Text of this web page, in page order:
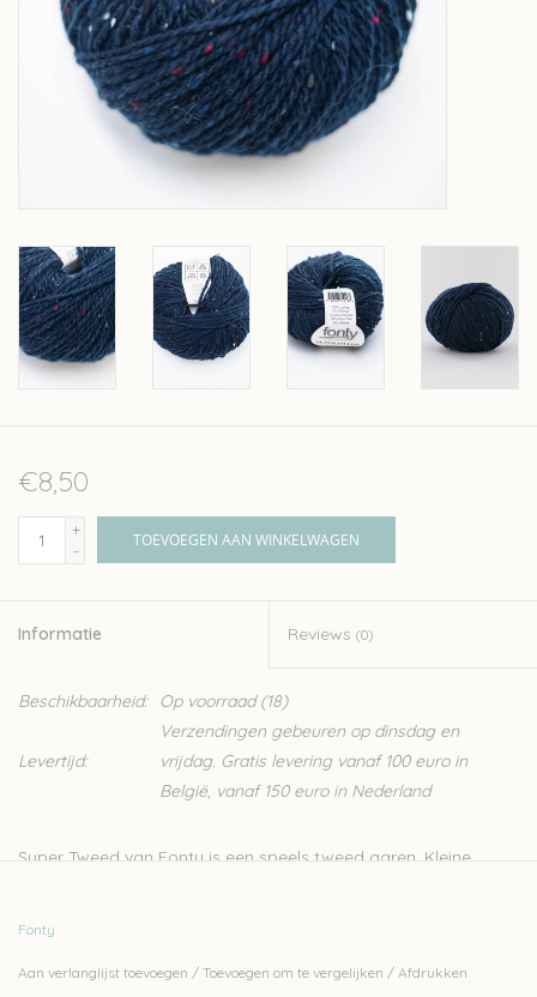
Solden
€8,50
+
-
TOEVOEGEN AAN WINKELWAGEN
Informatie Reviews (0)
Beschikbaarheid: Op voorraad(18)
Levertijd:
Verzendingen gebeuren op dinsdag en
vrijdag. Gratis levering vanaf 100 euro in
België, vanaf 150 euro in Nederland
Super Tweed van Fonty is een speels tweed garen. Kleine
voor zowel kinderen als volwassenen.
Fonty
Aan verlanglijst toevoegen / Toevoegen om te vergelijken / Afdrukken